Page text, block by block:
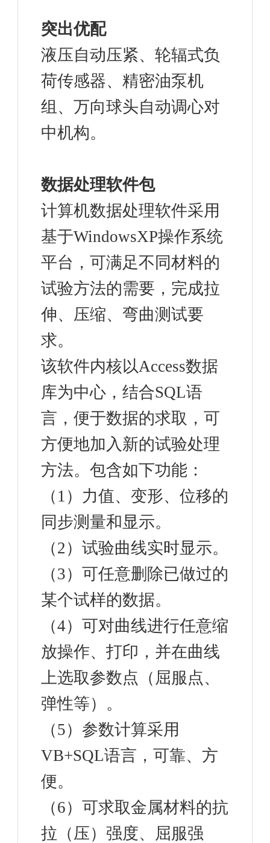
突出优配
液压自动压紧、轮辐式负
荷传感器、精密油泵机
组、万向球头自动调心对
中机构。
数据处理软件包
计算机数据处理软件采用
基于WindowsXP操作系统
平台，可满足不同材料的
试验方法的需要，完成拉
伸、压缩、弯曲测试要
求。
该软件内核以Access数据
库为中心，结合SQL语
言，便于数据的求取，可
方便地加入新的试验处理
方法。包含如下功能：
（1）力值、变形、位移的
同步测量和显示。
（2）试验曲线实时显示。
（3）可任意删除已做过的
某个试样的数据。
（4）可对曲线进行任意缩
放操作、打印，并在曲线
上选取参数点（屈服点、
弹性等）。
（5）参数计算采用
VB+SQL语言，可靠、方
便。
（6）可求取金属材料的抗
拉（压）强度、屈服强